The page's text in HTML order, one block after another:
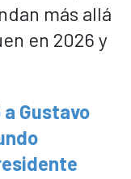
más allá
en 2026 y
Gustavo